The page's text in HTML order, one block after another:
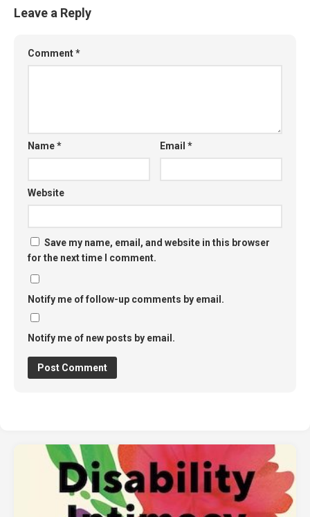
Leave a Reply
Comment*
Name* Email*
Website
Save my name, email, and website in this browser
for the next time I comment.
Notify me of follow-up comments by email.
Notify me of new posts by email.